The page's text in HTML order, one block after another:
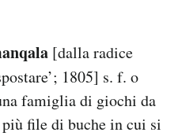
[dalla radice
1805] s. f. o
famiglia di giochi da
file di buche in cui si